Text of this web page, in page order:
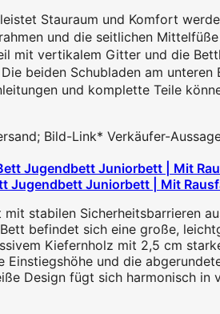
Stauraum und Komfort
und die seitlichen
mit vertikalem Gitter und die
beiden Schubladen am
und komplette Teile
Bild-Link* Verkäufer-
Jugendbett Juniorbett | Mit
mit stabilen Sicherheitsbarrieren
Bett befindet sich eine große,
Kiefernholz mit 2,5 cm
Einstiegshöhe und die
Design fügt sich harmonisch